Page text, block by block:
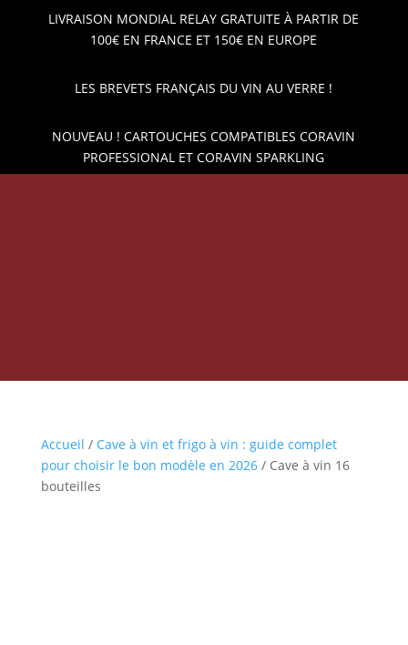
LIVRAISON MONDIAL RELAY GRATUITE À PARTIR DE
100€ EN FRANCE ET 150€ EN EUROPE
LES BREVETS FRANÇAIS DU VIN AU VERRE !
NOUVEAU ! CARTOUCHES COMPATIBLES CORAVIN
PROFESSIONAL ET CORAVIN SPARKLING
Accueil / Cave à vin et frigo à vin : guide complet
pour choisir le bon modèle en 2026/ Cave à vin 16
bouteilles